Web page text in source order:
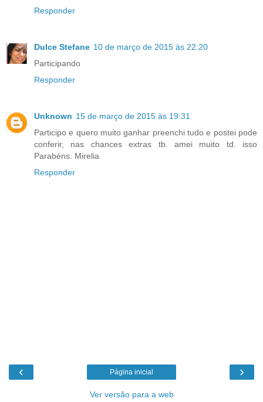
Responder
Dulce Stefane 10 de março de 2015 às 22:20
Participando
Responder
Unknown 15 de março de 2015 às 19:31
Participo e quero muito ganhar preenchi tudo e postei pode
conferir, nas chances extras tb. amei muito td. isso
Parabéns. Mirelia
Responder
‹ ›
Página inicial
Ver versão para a web